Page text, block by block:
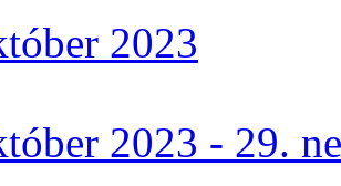
2023
2023 - 29.